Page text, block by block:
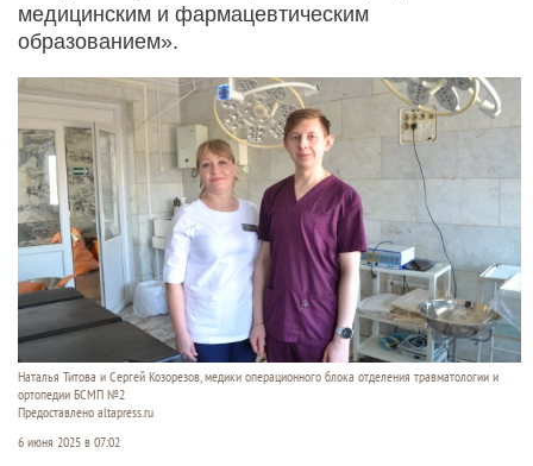
медицинским и фармацевтическим
образованием».
Наталья Титова и Сергей Козорезов, медики операционного блока отделения травматологии и
ортопедии БСМП №2
Предоставлено altapress.ru
6 июня 2025 в 07:02